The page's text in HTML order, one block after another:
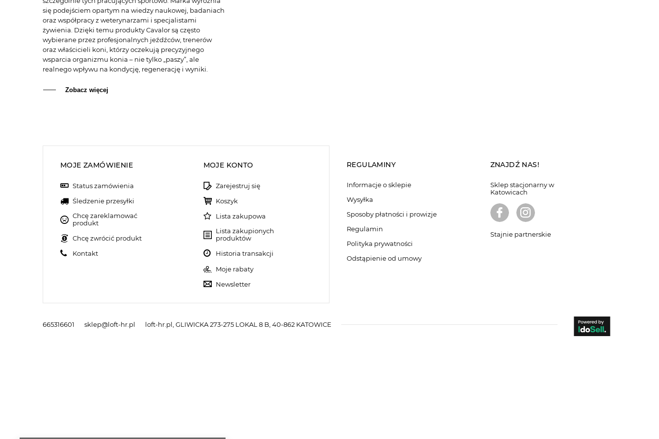
się podejściem opartym na wiedzy naukowej, badaniach
oraz współpracy z weterynarzami i specjalistami
żywienia. Dzięki temu produkty Cavalor są często
wybierane przez profesjonalnych jeźdźców, trenerów
oraz właścicieli koni, którzy oczekują precyzyjnego
wsparcia organizmu konia – nie tylko „paszy”, ale
realnego wpływu na kondycję, regenerację i wyniki.
Zobacz więcej
MOJE ZAMÓWIENIE
Status zamówienia
Śledzenie przesyłki
Chcę zareklamować
produkt
Chcę zwrócić produkt
Kontakt
MOJE KONTO
Zarejestruj się
Koszyk
Lista zakupowa
Lista zakupionych
produktów
Historia transakcji
Moje rabaty
Newsletter
REGULAMINY
Informacje o sklepie
Wysyłka
Sposoby płatności i prowizje
Regulamin
Polityka prywatności
Odstąpienie od umowy
ZNAJDŹ NAS!
Sklep stacjonarny w
Katowicach
Stajnie partnerskie
665316601 sklep@loft-hr.pl loft-hr.pl GLIWICKA 273-275 LOKAL 8 B 40-862 KATOWICE